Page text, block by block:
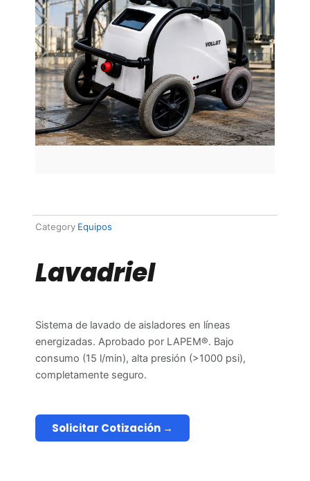
Category Equipos
Lavadriel
Sistema de lavado de aisladores en líneas
energizadas. Aprobado por LAPEM®. Bajo
consumo (15 l/min), alta presión (>1000 psi),
completamente seguro.
Solicitar Cotización →